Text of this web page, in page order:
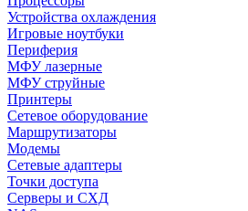
Устройства охлаждения
Игровые ноутбуки
Периферия
МФУ лазерные
МФУ струйные
Принтеры
Сетевое оборудование
Маршрутизаторы
Модемы
Сетевые адаптеры
Точки доступа
Серверы и СХД